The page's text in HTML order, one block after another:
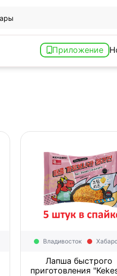
Приложение
Лапша быстрого
приготовления
Владивосток